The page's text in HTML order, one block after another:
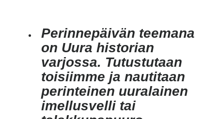
Perinnepäivän teemana
on Uura historian
varjossa. Tutustutaan
toisiimme ja nautitaan
perinteinen uuralainen
imellusvelli tai